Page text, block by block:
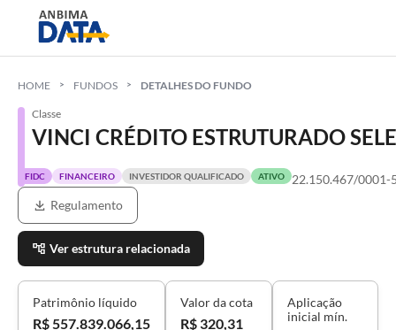
HOME FUNDOS DETALHES DO FUNDO
Classe
VINCI CRÉDITO ESTRUTURADO
FIDC FINANCEIRO INVESTIDOR QUALIFICADO ATIVO
22.150.467/0001-
Regulamento
Ver estrutura relacionada
Patrimônio líquido
R$ 557.839.066,15
Valor da cota
R$ 320,31
Aplicação
inicial mín.